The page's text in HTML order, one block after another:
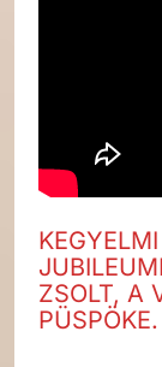
ZSOLT, A
PÜSPÖKE.